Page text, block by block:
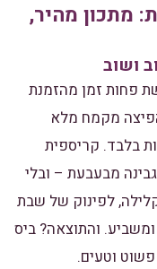
מלא ב-10 דקות: מתכון מהיר,
ושוב
פחות זמן מהזמנת
מקמח מלא
המטבח שלכם תוך 10 דקות בלבד. קריספית
מבעבעת – ובלי
לפינוק של שבת
והתוצאה? ביס
וטעים.